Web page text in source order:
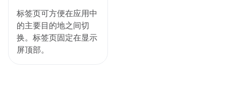
标签页可方便在应用中
的主要目的地之间切
换。标签页固定在显示
屏顶部。